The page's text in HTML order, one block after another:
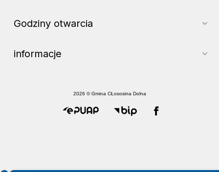
Godziny otwarcia
informacje
2026 © Gmina CŁososina Dolna